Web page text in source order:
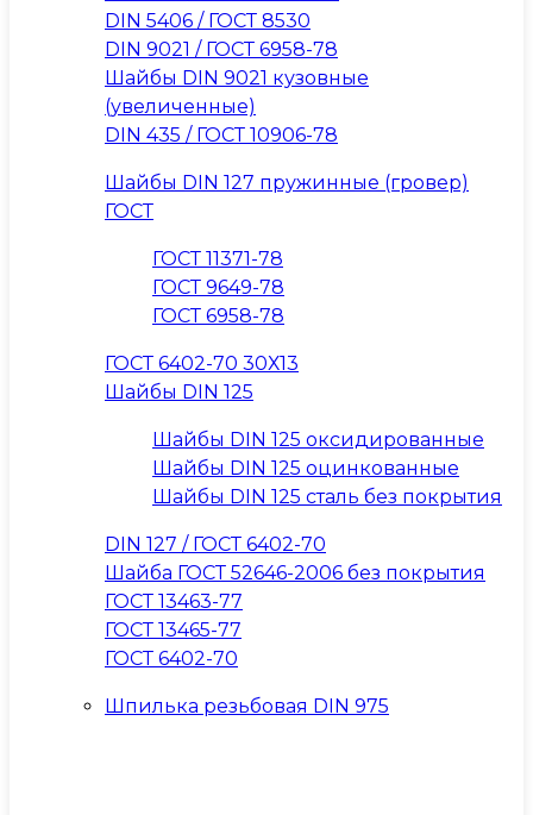
DIN 5406 / ГОСТ 8530
DIN 9021 / ГОСТ 6958-78
Шайбы DIN 9021 кузовные
(увеличенные)
DIN 435 / ГОСТ 10906-78
Шайбы DIN 127 пружинные (гровер)
ГОСТ
ГОСТ 11371-78
ГОСТ 9649-78
ГОСТ 6958-78
ГОСТ 6402-70 30Х13
Шайбы DIN 125
Шайбы DIN 125 оксидированные
Шайбы DIN 125 оцинкованные
Шайбы DIN 125 сталь без покрытия
DIN 127 / ГОСТ 6402-70
Шайба ГОСТ 52646-2006 без покрытия
ГОСТ 13463-77
ГОСТ 13465-77
ГОСТ 6402-70
Шпилька резьбовая DIN 975